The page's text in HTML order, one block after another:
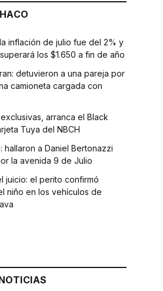
inflación de julio fue del 2% y
los $1.650 a fin de año
detuvieron a una pareja por
camioneta cargada con
arranca el Black
Tuya del NBCH
hallaron a Daniel Bertonazzi
la avenida 9 de Julio
juicio: el perito confirmó
niño en los vehículos de